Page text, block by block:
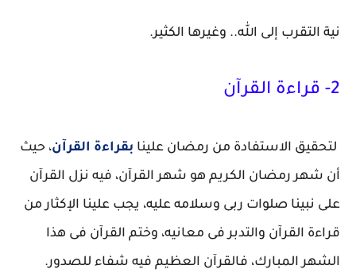
نية التقرب إلى الله.. وغيرها الكثير.
2- قراءة القرآن
لتحقيق الاستفادة من رمضان علينا بقراءة القرآن، حيث
أن شهر رمضان الكريم هو شهر القرآن، فيه نزل القرآن
على نبينا صلوات ربى وسلامه عليه، يجب علينا الإكثار من
قراءة القرآن والتدبر فى معانيه، وختم القرآن فى هذا
الشهر المبارك، فالقرآن العظيم فيه شفاء للصدور.